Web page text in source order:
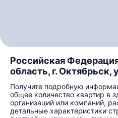
Российская
область, г. Октябрьск,
Получите подробную
общее количество квартир в
организаций или компаний,
детальные характеристики